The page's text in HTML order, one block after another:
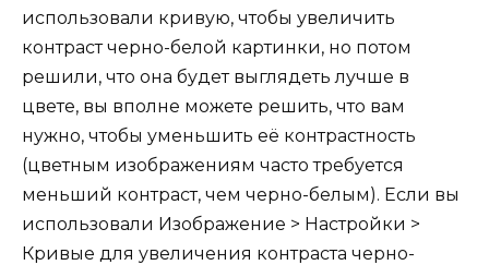
использовали кривую, чтобы увеличить
контраст черно-белой картинки, но потом
решили, что она будет выглядеть лучше в
цвете, вы вполне можете решить, что вам
нужно, чтобы уменьшить её контрастность
(цветным изображениям часто требуется
меньший контраст, чем черно-белым). Если вы
использовали Изображение > Настройки >
Кривые для увеличения контраста черно-